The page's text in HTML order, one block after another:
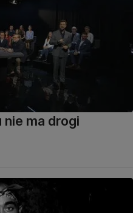
ma drogi